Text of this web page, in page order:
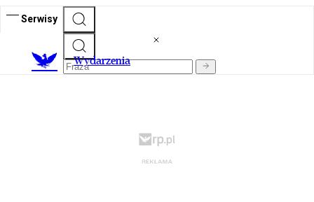
Serwisy
Wydarzenia